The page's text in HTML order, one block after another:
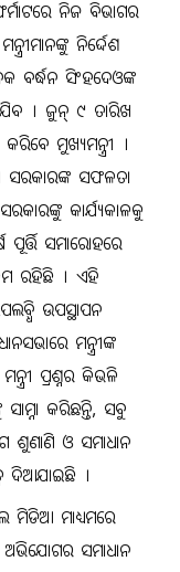
ନିଜ ବିଭାଗର
ନିର୍ଦ୍ଦେଶ
ବର୍ଦ୍ଧନ ସିଂହଦେଓଙ୍କ
। ଜୁନ୍‌ ୯ ତାରିଖ
କରିବେ ମୁଖ୍ୟମନ୍ତ୍ରୀ ।
ସରକାରଙ୍କ ସଫଳତା
କାର୍ଯ୍ୟକାଳକୁ
ସମାରୋହରେ
ରହିଛି । ଏହି
ଉପସ୍ଥାପନ
ମନ୍ତ୍ରୀଙ୍କ
ପ୍ରଶ୍ନର କିଭଳି
କରିଛନ୍ତି, ସବୁ
ଶୁଣାଣି ଓ ସମାଧାନ
ଦିଆଯାଇଛି ।
ମିଡିଆ ମାଧ୍ୟମରେ
ସମାଧାନ